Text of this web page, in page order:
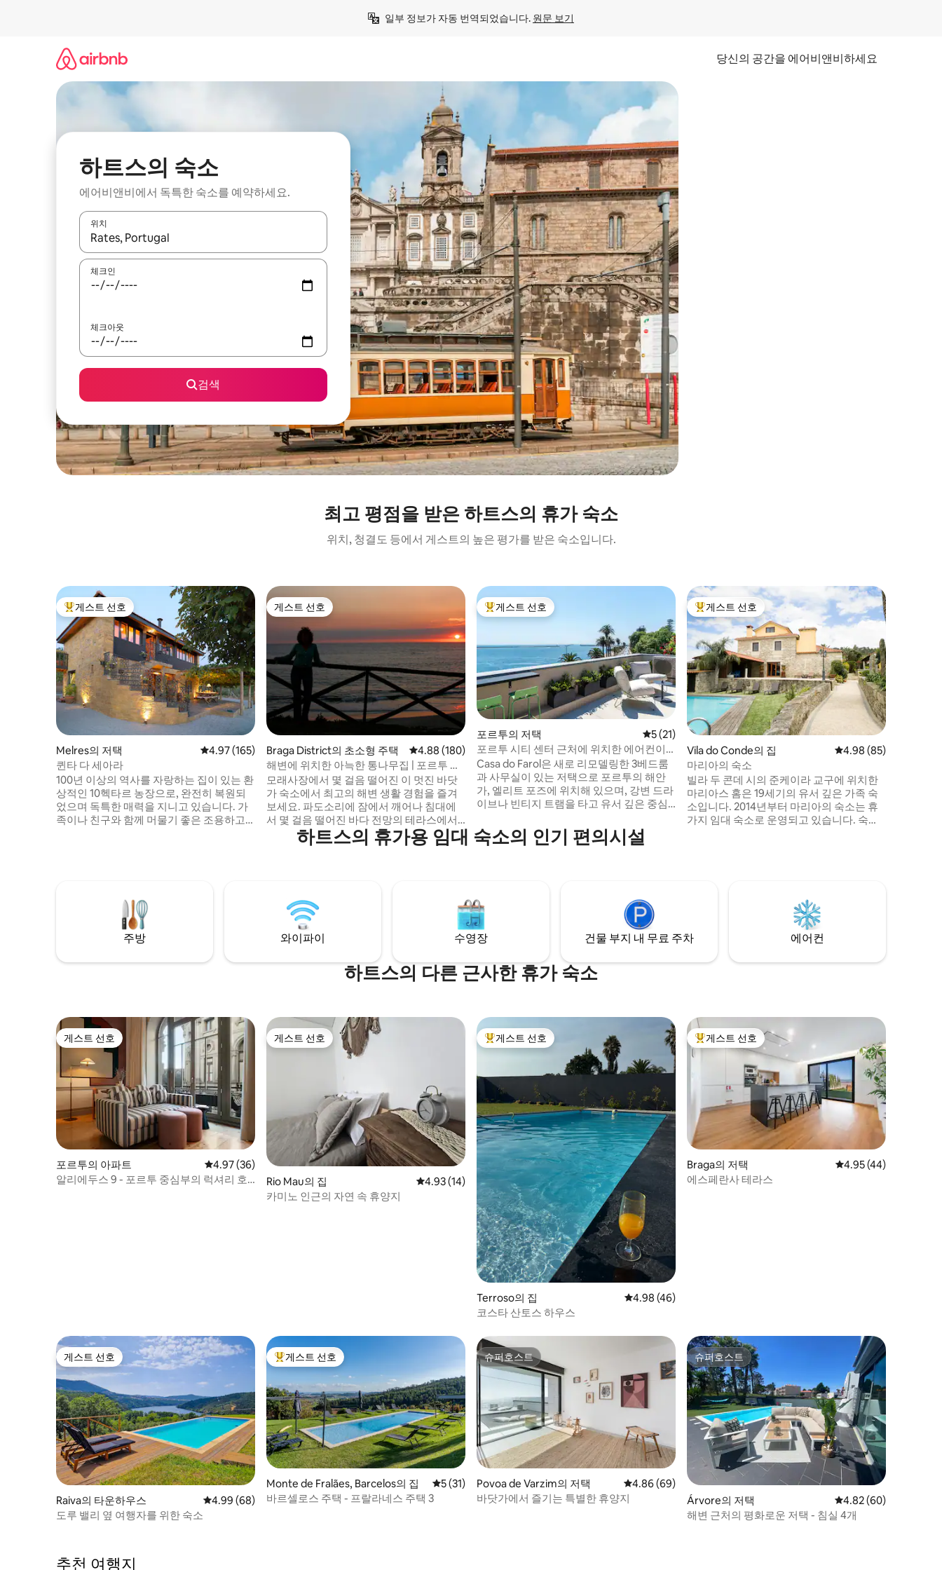
일부 정보가 자동 번역되었습니다. 원문 보기
당신의 공간을 에어비앤비하세요
하트스의 숙소
에어비앤비에서 독특한 숙소를 예약하세요.
위치
결과가 나오면 위·아래 화살표 키를 사용하거나 터치 또는 스와이프 동작으로 탐색하세요.
체크인
체크아웃
검색
최고 평점을 받은 하트스의 휴가 숙소
위치, 청결도 등에서 게스트의 높은 평가를 받은 숙소입니다.
상위 게스트 선호
게스트 선호
Melres의 저택 평점 4.97점(5점 만점), 후기 165개
4.97 (165)
퀸타 다 세아라
100년 이상의 역사를 자랑하는 집이 있는 환
상적인 10헥타르 농장으로, 완전히 복원되
었으며 독특한 매력을 지니고 있습니다. 가
족이나 친구와 함께 머물기 좋은 조용하고
2km 거리에 있어 환상적인 보트 타기, 수상
및 웨이크보드 등을 즐길 수 있습니다. 매일
아침 신선한 빵을 무료로 제공합니다.
게스트 선호
게스트 선호
Braga District의 초소형 주택 평점 4.88점(5점 만점), 후기 180개
4.88 (180)
해변에 위치한 아늑한 통나무집 | 포르투 근
처 | 석양과 와인
모래사장에서 몇 걸음 떨어진 이 멋진 바닷
가 숙소에서 최고의 해변 생활 경험을 즐겨
보세요. 파도소리에 잠에서 깨어나 침대에
서 몇 걸음 떨어진 바다 전망의 테라스에서
아침 식사를 즐겨보세요. 그런 다음 해변까
지 걸어가 상쾌한 바다 목욕을 즐기고 바다
감상하기에 완벽한 환경입니다. 해변 휴가
나 낭만적인 휴양지를 찾고 계신다면, 이 경
험을 손쉽게 누리실 수 있습니다.
상위 게스트 선호
게스트 선호
포르투의 저택 평점 5점(5점 만점), 후기 21개
5 (21)
포르투 시티 센터 근처에 위치한 에어컨이
완비된 오션프런트 빌라
Casa do Farol은 새로 리모델링한 3베드룸
과 사무실이 있는 저택으로 포르투의 해안
가, 엘리트 포즈에 위치해 있으며, 강변 드라
이브나 빈티지 트램을 타고 유서 깊은 중심
감상하며, 옥상에서 석양을 감상하며 칵테
일을 마시고, 호텔급 침대와 전용 욕실이 있
한 분위기: 인파 없이 도시의 활기를 경험해
보세요.
상위 게스트 선호
게스트 선호
Vila do Conde의 집 평점 4.98점(5점 만점),
4.98 (85)
마리아의 숙소
빌라 두 콘데 시의 준케이라 교구에 위치한
마리아스 홈은 19세기의 유서 깊은 가족 숙
소입니다. 2014년부터 마리아의 숙소는 휴
가지 임대 숙소로 운영되고 있습니다. 숙소
외 공간이 여러 개 있습니다. 이 모든 것이 포
르투갈 북부의 가장 큰 도시에서 가까운 거
하트스의 휴가용 임대 숙소의 인기 편의시설
주방 와이파이 수영장 건물 부지 내 무료 주차 에어컨
하트스의 다른 근사한 휴가 숙소
게스트 선호
게스트 선호
포르투의 아파트 평점 4.97점(5점 만점), 후기 36개
4.97 (36)
알리에두스 9 - 포르투 중심부의 럭셔리 호
게스트 선호
게스트 선호
Rio Mau의 집 평점 4.93점(5점 만점), 후기 14개
4.93 (14)
카미노 인근의 자연 속 휴양지
상위 게스트 선호
게스트 선호
Terroso의 집 평점 4.98점(5점 만점), 후기 46개
4.98 (46)
코스타 산토스 하우스
상위 게스트 선호
게스트 선호
Braga의 저택 평점 4.95점(5점 만점
4.95 (44)
에스페란사 테라스
게스트 선호
게스트 선호
Raiva의 타운하우스 평점 4.99점(5점 만점), 후기 68개
4.99 (68)
도루 밸리 옆 여행자를 위한 숙소
상위 게스트 선호
게스트 선호
Monte de Fralães, Barcelos의 집 평점 5점(5점 만점), 후기 31개
5 (31)
바르셀로스 주택 - 프랄라네스 주택 3
슈퍼호스트
슈퍼호스트
Povoa de Varzim의 저택 평점 4.86점(5점 만점), 후기 69개
4.86 (69)
바닷가에서 즐기는 특별한 휴양지
슈퍼호스트
슈퍼호스트
Árvore의 저택 평점 4.82점(5점 만점),
4.82 (60)
해변 근처의 평화로운 저택 - 침실 4개
추천 여행지